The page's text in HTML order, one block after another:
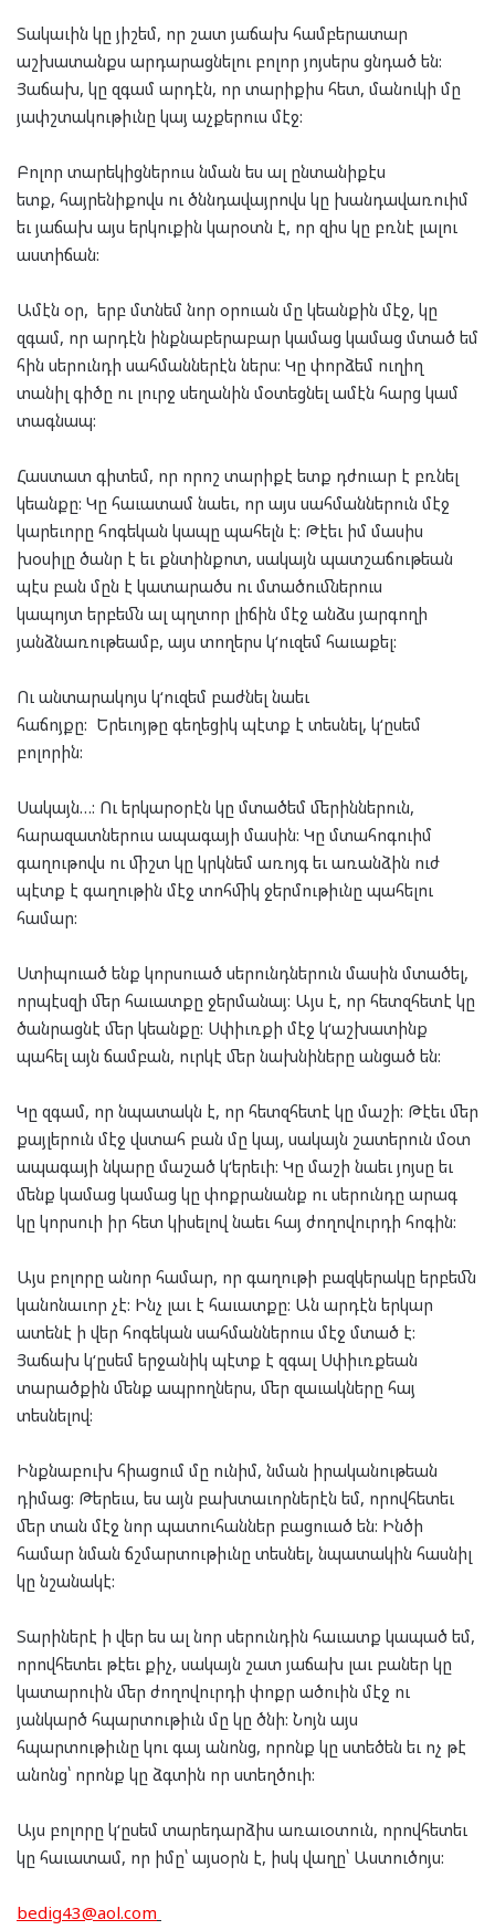
Տակաւին կը յիշեմ, որ շատ յաճախ համբերատար
աշխատանքս արդարացնելու բոլոր յոյսերս ցնդած են:
Յաճախ, կը զգամ արդէն, որ տարիքիս հետ, մանուկի մը
յափշտակութիւնը կայ աչքերուս մէջ:
Բոլոր տարեկիցներուս նման ես ալ ընտանիքէս
ետք, հայրենիքովս ու ծննդավայրովս կը խանդավառուիմ
եւ յաճախ այս երկուքին կարօտն է, որ զիս կը բռնէ լալու
աստիճան:
Ամէն օր, երբ մտնեմ նոր օրուան մը կեանքին մէջ, կը
զգամ, որ արդէն ինքնաբերաբար կամաց կամաց մտած եմ
հին սերունդի սահմաններէն ներս: Կը փորձեմ ուղիղ
տանիլ գիծը ու լուրջ սեղանին մօտեցնել ամէն հարց կամ
տագնապ:
Հաստատ գիտեմ, որ որոշ տարիքէ ետք դժուար է բռնել
կեանքը: Կը հաւատամ նաեւ, որ այս սահմաններուն մէջ
կարեւորը հոգեկան կապը պահելն է: Թէեւ իմ մասիս
խօսիլը ծանր է եւ քնտինքոտ, սակայն պատշաճութեան
պէս բան մըն է կատարածս ու մտածումներուս
կապոյտ երբեմն ալ պղտոր լիճին մէջ անձս յարգողի
յանձնառութեամբ, այս տողերս կ‘ուզեմ հաւաքել:
Ու անտարակոյս կ‘ուզեմ բաժնել նաեւ
հաճոյքը: Երեւոյթը գեղեցիկ պէտք է տեսնել, կ‘ըսեմ
բոլորին:
Սակայն…: Ու երկարօրէն կը մտածեմ մերիններուն,
հարազատներուս ապագայի մասին: Կը մտահոգուիմ
գաղութովս ու միշտ կը կրկնեմ առոյգ եւ առանձին ուժ
պէտք է գաղութին մէջ տոհմիկ ջերմութիւնը պահելու
համար:
Ստիպուած ենք կորսուած սերունդներուն մասին մտածել,
որպէսզի մեր հաւատքը ջերմանայ: Այս է, որ հետզհետէ կը
ծանրացնէ մեր կեանքը: Սփիւռքի մէջ կ‘աշխատինք
պահել այն ճամբան, ուրկէ մեր նախնիները անցած են:
Կը զգամ, որ նպատակն է, որ հետզհետէ կը մաշի: Թէեւ մեր
քայլերուն մէջ վստահ բան մը կայ, սակայն շատերուն մօտ
ապագայի նկարը մաշած կ‘երեւի: Կը մաշի նաեւ յոյսը եւ
մենք կամաց կամաց կը փոքրանանք ու սերունդը արագ
կը կորսուի իր հետ կիսելով նաեւ հայ ժողովուրդի հոգին:
Այս բոլորը անոր համար, որ գաղութի բազկերակը երբեմն
կանոնաւոր չէ: Ինչ լաւ է հաւատքը: Ան արդէն երկար
ատենէ ի վեր հոգեկան սահմաններուս մէջ մտած է:
Յաճախ կ‘ըսեմ երջանիկ պէտք է զգալ Սփիւռքեան
տարածքին մենք ապրողներս, մեր զաւակները հայ
տեսնելով:
Ինքնաբուխ հիացում մը ունիմ, նման իրականութեան
դիմաց: Թերեւս, ես այն բախտաւորներէն եմ, որովհետեւ
մեր տան մէջ նոր պատուհաններ բացուած են: Ինծի
համար նման ճշմարտութիւնը տեսնել, նպատակին հասնիլ
կը նշանակէ:
Տարիներէ ի վեր ես ալ նոր սերունդին հաւատք կապած եմ,
որովհետեւ թէեւ քիչ, սակայն շատ յաճախ լաւ բաներ կը
կատարուին մեր ժողովուրդի փոքր ածուին մէջ ու
յանկարծ հպարտութիւն մը կը ծնի: Նոյն այս
հպարտութիւնը կու գայ անոնց, որոնք կը ստեծեն եւ ոչ թէ
անոնց՝ որոնք կը ձգտին որ ստեղծուի:
Այս բոլորը կ‘ըսեմ տարեդարձիս առաւօտուն, որովհետեւ
կը հաւատամ, որ իմը՝ այսօրն է, իսկ վաղը՝ Աստուծոյս:
bedig43@aol.com